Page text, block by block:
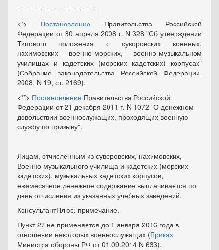
--------------------------------
<*> Постановление Правительства Российской
Федерации от 30 апреля 2008 г. N 328 "Об утверждении
Типового положения о суворовских военных,
нахимовских военно-морских, военно-музыкальном
училищах и кадетских (морских кадетских) корпусах"
(Собрание законодательства Российской Федерации,
2008, N 19, ст. 2169).
<**> Постановление Правительства Российской
Федерации от 21 декабря 2011 г. N 1072 "О денежном
довольствии военнослужащих, проходящих военную
службу по призыву".
Лицам, отчисленным из суворовских, нахимовских,
Военно-музыкального училища и кадетских (морских
кадетских), музыкальных кадетских корпусов,
ежемесячное денежное содержание выплачивается по
день отчисления из указанных учебных заведений.
КонсультантПлюс: примечание.
Пункт 27 не применяется до 1 января 2016 года в
отношении некоторых военнослужащих (Приказ
Министра обороны РФ от 01.09.2014 N 633).